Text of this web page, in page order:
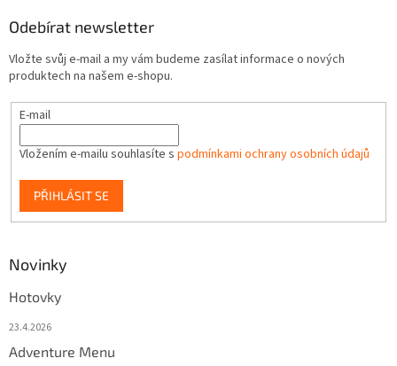
Odebírat newsletter
Vložte svůj e-mail a my vám budeme zasílat informace o nových
produktech na našem e-shopu.
E-mail
Vložením e-mailu souhlasíte s podmínkami ochrany osobních údajů
PŘIHLÁSIT SE
Novinky
Hotovky
23.4.2026
Adventure Menu